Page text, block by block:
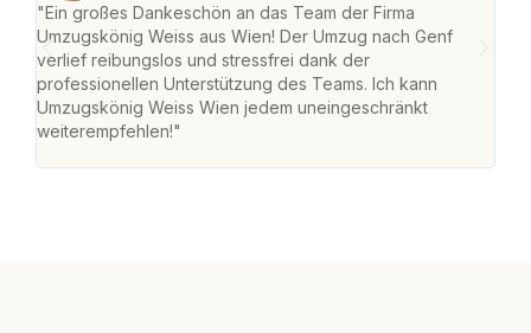
"Ein großes Dankeschön an das Team der Firma
Umzugskönig Weiss aus Wien! Der Umzug nach Genf
verlief reibungslos und stressfrei dank der
professionellen Unterstützung des Teams. Ich kann
Umzugskönig Weiss Wien jedem uneingeschränkt
weiterempfehlen!"